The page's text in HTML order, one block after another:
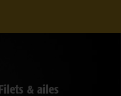
Filets & ailes